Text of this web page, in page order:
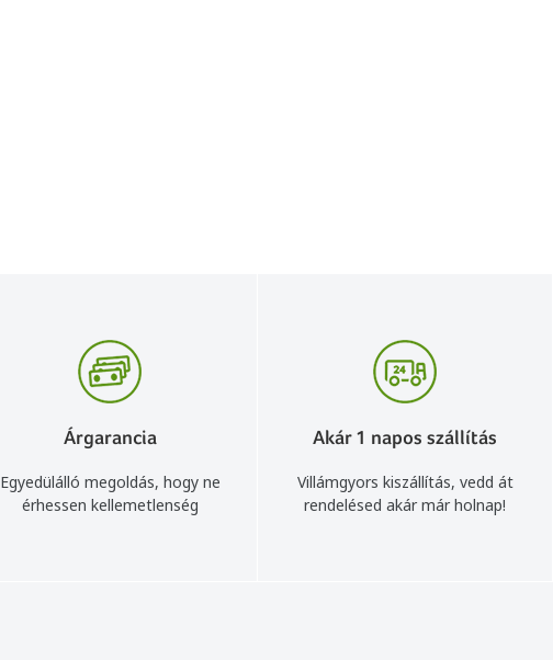
Árgarancia
Egyedülálló megoldás, hogy ne
érhessen kellemetlenség
Akár 1 napos szállítás
Villámgyors kiszállítás, vedd át
rendelésed akár már holnap!